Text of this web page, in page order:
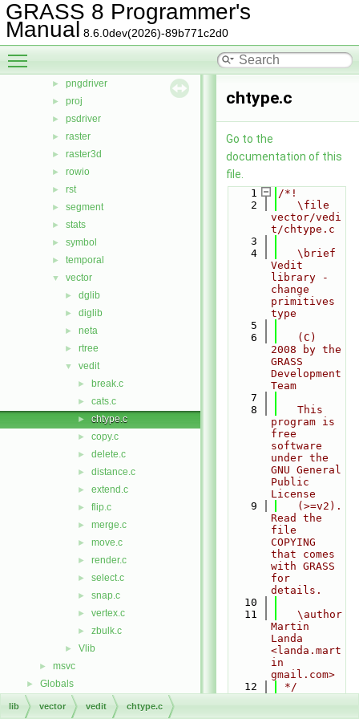
GRASS 8 Programmer's
Manual 8.6.0dev(2026)-89b771c2d0
► linkm
► manage
► nviz
► pngdriver
► proj
► psdriver
► raster
► raster3d
► rowio
► rst
► segment
► stats
► symbol
► temporal
▼ vector
► dglib
► diglib
► neta
► rtree
▼ vedit
► break.c
► cats.c
► chtype.c
► copy.c
► delete.c
► distance.c
► extend.c
► flip.c
► merge.c
► move.c
► render.c
► select.c
► snap.c
► vertex.c
► zbulk.c
► Vlib
► msvc
► Globals
chtype.c
Go to the
documentation of this
file.
    1
/*!
    2
   \file
vector/vedi
t/chtype.c
    3
    4
   \brief
Vedit
library -
change
primitives
type
    5
    6
   (C)
2008 by the
GRASS
Development
Team
    7
    8
   This
program is
free
software
under the
GNU General
Public
License
    9
   (>=v2).
Read the
file
COPYING
that comes
with GRASS
for
details.
   10
   11
   \author
Martin
Landa
<landa.mart
in
gmail.com>
   12
*/
lib vector vedit chtype.c